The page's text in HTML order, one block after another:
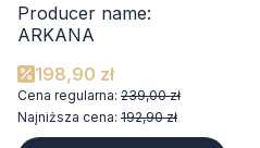
Producer name:
ARKANA
198,90 zł
Cena regularna: 239,00 zł
Najniższa cena: 192,90 zł